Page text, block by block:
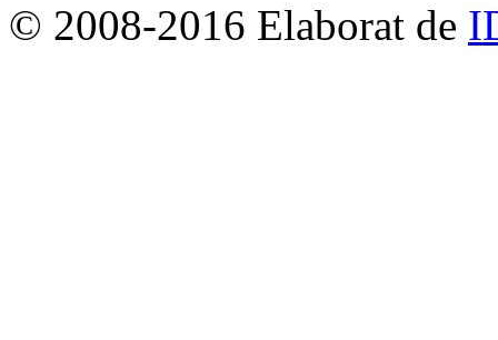
© 2008-2016 Elaborat de